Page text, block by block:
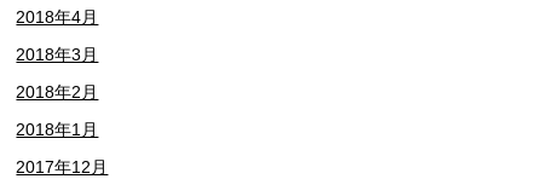
2018年4月
2018年3月
2018年2月
2018年1月
2017年12月